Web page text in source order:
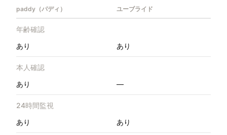
paddy（パディ） ユーブライド
年齢確認
あり
あり
本人確認
あり
—
24時間監視
あり
あり